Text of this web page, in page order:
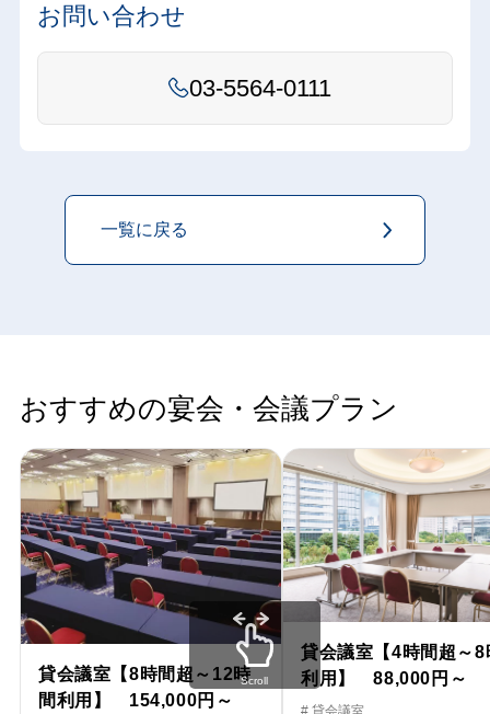
お問い合わせ
03-5564-0111
一覧に戻る
おすすめの宴会・会議プラン
貸会議室【8時間超～12時
間利用】 154,000円～
貸会議室【4時間超～8
利用】 88,000円～
# 貸会議室
Scroll